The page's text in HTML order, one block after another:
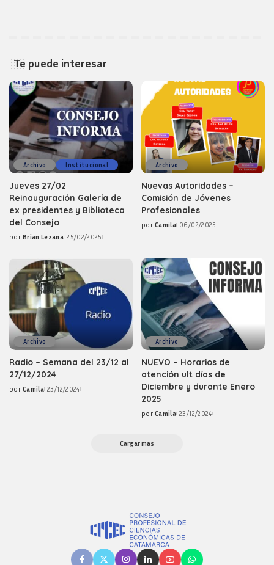
Te puede interesar
Archivo Institucional
Jueves 27/02
Reinauguración Galería de
ex presidentes y Biblioteca
del Consejo
Posted
por Brian Lezana 25/02/2025
Archivo
Nuevas Autoridades –
Comisión de Jóvenes
Profesionales
Posted
por Camila 06/02/2025
Archivo
Radio – Semana del 23/12 al
27/12/2024
Posted
por Camila 23/12/2024
Archivo
NUEVO – Horarios de
atención ult días de
Diciembre y durante Enero
2025
Posted
por Camila 23/12/2024
Cargar mas